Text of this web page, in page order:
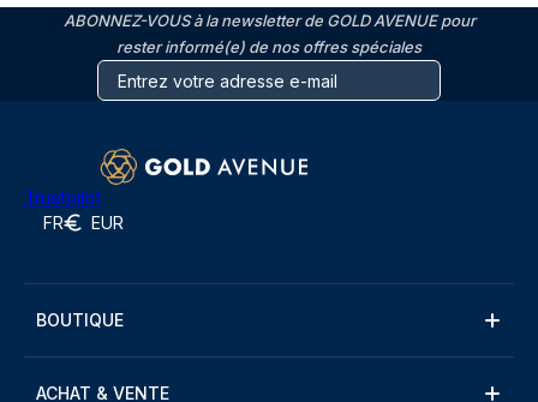
ABONNEZ-VOUS à la newsletter de GOLD AVENUE pour
rester informé(e) de nos offres spéciales
Trustpilot
FR EUR
BOUTIQUE
ACHAT & VENTE